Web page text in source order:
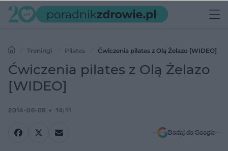
Treningi Pilates Ćwiczenia pilates z Olą Żelazo [WIDEO]
Ćwiczenia pilates z Olą Żelazo
[WIDEO]
2014-06-09 14:11
Dodaj do Google